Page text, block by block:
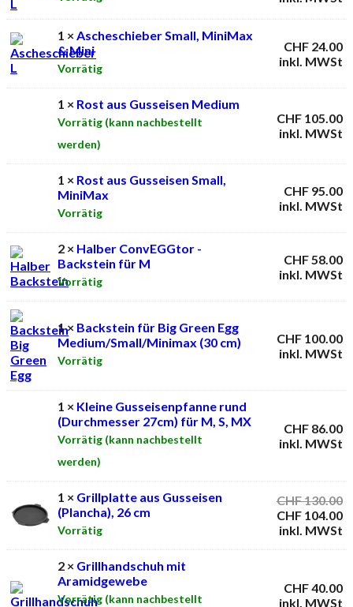
1 ×Ascheschieber Small, MiniMax
& Mini
Vorrätig
CHF 24.00
inkl. MWSt
1 × Rost aus Gusseisen Medium
Vorrätig (kann nachbestellt
werden)
CHF 105.00
inkl. MWSt
1 × Rost aus Gusseisen Small,
MiniMax
Vorrätig
CHF 95.00
inkl. MWSt
2 × Halber ConvEGGtor -
Backstein für M
Vorrätig
CHF58.00
inkl. MWSt
1 × Backstein für Big Green Egg
Medium/Small/Minimax (30 cm)
Vorrätig
CHF 100.00
inkl. MWSt
1 × Kleine Gusseisenpfanne rund
(Durchmesser 27cm) für M, S, MX
Vorrätig (kann nachbestellt
werden)
CHF 86.00
inkl. MWSt
1 × Grillplatte aus Gusseisen
(Plancha), 26 cm
Vorrätig
CHF130.00
CHF 104.00
inkl. MWSt
2 × Grillhandschuh mit
Aramidgewebe
Vorrätig (kann nachbestellt
CHF40.00
inkl. MWSt